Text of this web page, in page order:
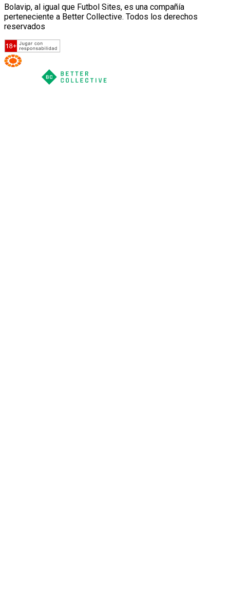
Bolavip, al igual que Futbol Sites, es una compañía
perteneciente a Better Collective. Todos los derechos
reservados